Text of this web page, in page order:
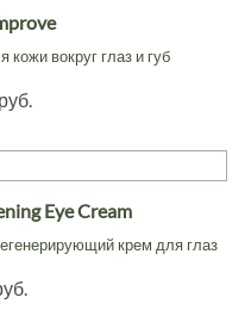
вокруг глаз и губ
Eye Cream
крем для глаз